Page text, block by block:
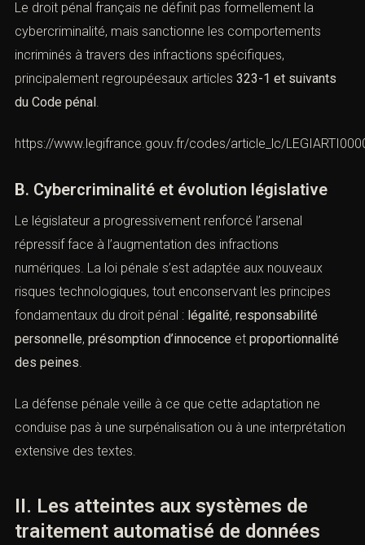
Le droit pénal français ne définit pas formellement la
cybercriminalité, mais sanctionne les comportements
incriminés à travers des infractions spécifiques,
principalement regroupéesaux articles
B. Cybercriminalité et évolution législative
Le législateur a progressivement renforcé l’arsenal
répressif face à l’augmentation des infractions
numériques. La loi pénale s’est adaptée aux nouveaux
risques technologiques, tout enconservant les principes
fondamentaux du droit pénal :légalité, responsabilité
personnelle
La défense pénale veille à ce que cette adaptation ne
conduise pas à une surpénalisation ou à une
II. Les atteintes aux systèmes de